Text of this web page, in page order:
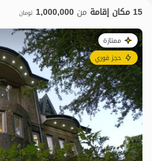
15 مكان إقامة من 1,000,000 تومان
ممتازة
حجز فوري